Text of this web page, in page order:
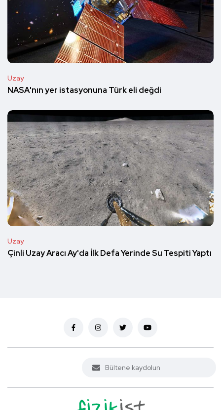
Uzay
NASA'nın yer istasyonuna Türk eli değdi
Uzay
Çinli Uzay Aracı Ay'da İlk Defa Yerinde Su Tespiti Yaptı